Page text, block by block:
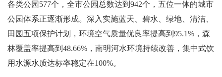
各类公园577个，全市公园总数达到942个，五位一体的城市
公园体系正逐渐形成。深入实施蓝天、碧水、绿地、清洁、
田园五项保护计划，环境空气质量优良率提高到95.1%，森
林覆盖率提高到48.66%，南明河水环境持续改善，集中式饮
用水源水质达标率稳定在100%。